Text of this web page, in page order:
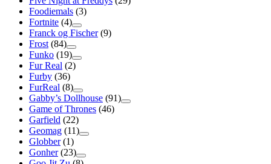
Foodiemals (3)
Fortnite (4)
Franck og Fischer (9)
Frost (84)
Funko (19)
Fur Real (2)
Furby (36)
FurReal (8)
Gabby’s Dollhouse (91)
Game of Thrones (46)
Garfield (22)
Geomag (11)
Globber (1)
Gonher (23)